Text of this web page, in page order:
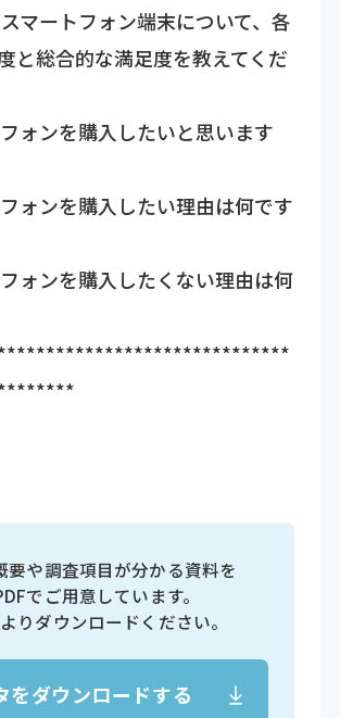
マートフォン端末について、各
と総合的な満足度を教えてくだ
ォンを購入したいと思います
ォンを購入したい理由は何です
フォンを購入したくない理由は何
要や調査項目が分かる資料を
でご用意しています。
りダウンロードください。
をダウンロードする